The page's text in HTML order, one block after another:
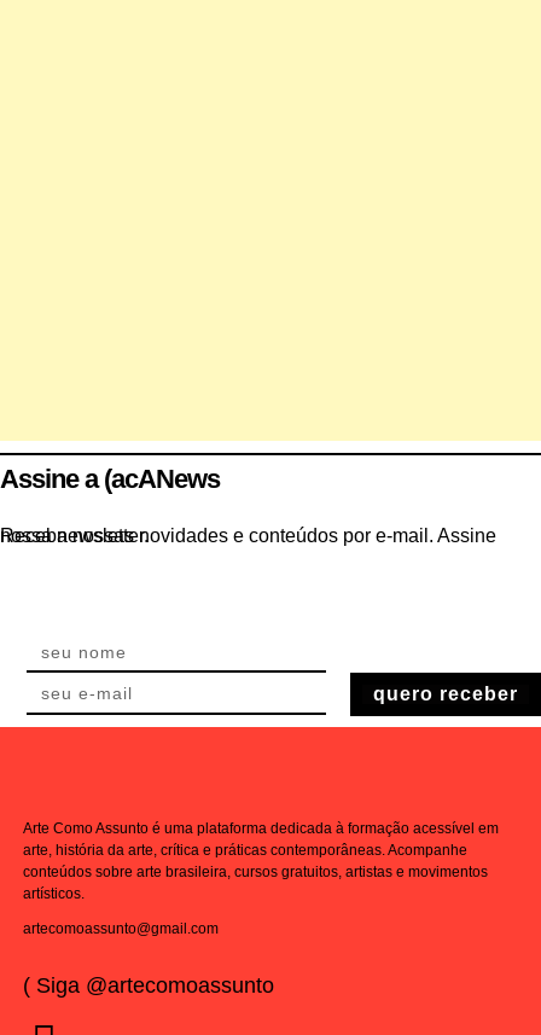
Assine a (acANews
Receba nossas novidades e conteúdos por e-mail. Assine nossa newsletter.
quero receber
Arte Como Assunto é uma plataforma dedicada à formação acessível em
arte, história da arte, crítica e práticas contemporâneas. Acompanhe
conteúdos sobre arte brasileira, cursos gratuitos, artistas e movimentos
artísticos.
artecomoassunto@gmail.com
( Siga @artecomoassunto